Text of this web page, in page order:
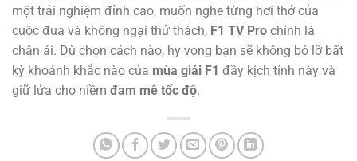
một trải nghiệm đỉnh cao, muốn nghe từng hơi thở của
cuộc đua và không ngại thử thách, F1 TV Pro chính là
chân ái. Dù chọn cách nào, hy vọng bạn sẽ không bỏ lỡ bất
kỳ khoảnh khắc nào của mùa giải F1 đầy kịch tính này và
giữ lửa cho niềm đam mê tốc độ.